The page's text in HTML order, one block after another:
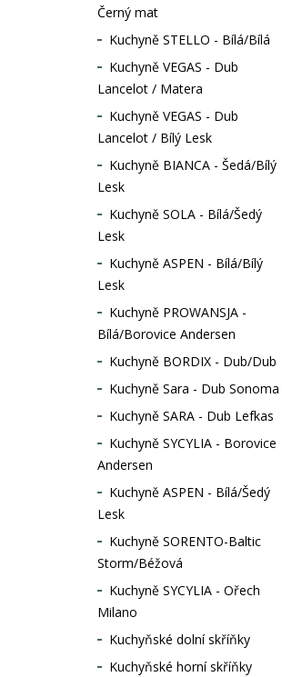
Černý mat
Kuchyně STELLO - Bílá/Bílá
Kuchyně VEGAS - Dub
Lancelot / Matera
Kuchyně VEGAS - Dub
Lancelot / Bílý Lesk
Kuchyně BIANCA - Šedá/Bílý
Lesk
Kuchyně SOLA - Bílá/Šedý
Lesk
Kuchyně ASPEN - Bílá/Bílý
Lesk
Kuchyně PROWANSJA -
Bílá/Borovice Andersen
Kuchyně BORDIX - Dub/Dub
Kuchyně Sara - Dub Sonoma
Kuchyně SARA - Dub Lefkas
Kuchyně SYCYLIA - Borovice
Andersen
Kuchyně ASPEN - Bílá/Šedý
Lesk
Kuchyně SORENTO-Baltic
Storm/Béžová
Kuchyně SYCYLIA - Ořech
Milano
Kuchyňské dolní skříňky
Kuchyňské horní skříňky